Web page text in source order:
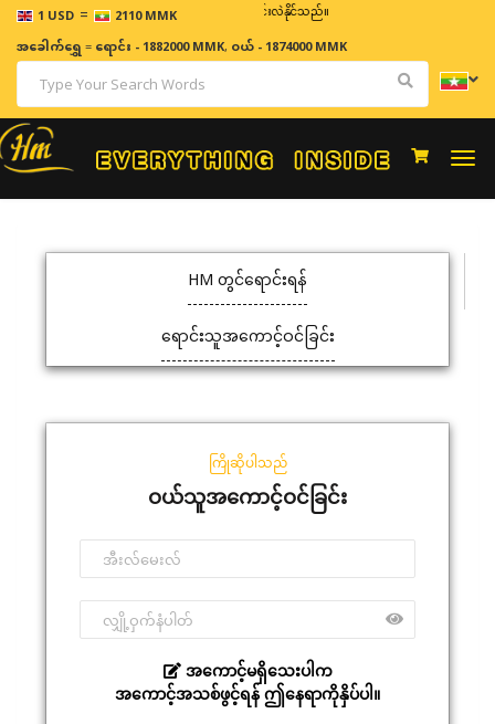
1 USD = 2110 MMK
ဈေးနှုန်းများသည် အချိန်နှင့် အမျှပြောင်းလဲနိုင်သည်။
အခေါက်ရွှေ=ရောင်း - 1882000 MMK, ဝယ် - 1874000 MMK
HM တွင်ရောင်းရန်
ရောင်းသူအကောင့်ဝင်ခြင်း
ကြိုဆိုပါသည်
ဝယ်သူအကောင့်ဝင်ခြင်း
အကောင့်မရှိသေးပါက
အကောင့်အသစ်ဖွင့်ရန် ဤနေရာကိုနှိပ်ပါ။